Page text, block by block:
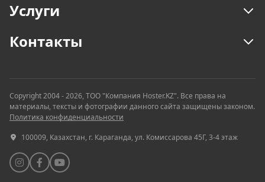
Услуги
Контакты
Copyright 2004 - 2026, ТОО "Компания Hoster.KZ". Все права на
материалы, тексты и фотографии данного сайта защищены законом.
Политика конфиденциальности
100009, Казахстан, г. Караганда, ул. Комиссарова 45Г, 3-4 этаж